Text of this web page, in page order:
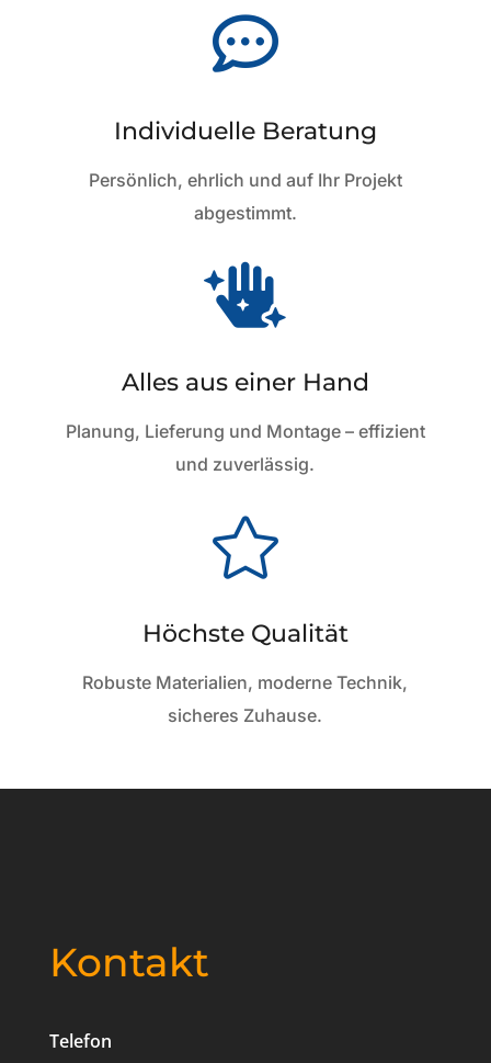

Individuelle Beratung
Persönlich, ehrlich und auf Ihr Projekt
abgestimmt.

Alles aus einer Hand
Planung, Lieferung und Montage – effizient
und zuverlässig.

Höchste Qualität
Robuste Materialien, moderne Technik,
sicheres Zuhause.
Kontakt
Telefon